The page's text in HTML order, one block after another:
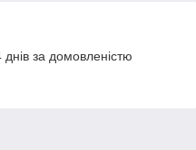
за домовленістю